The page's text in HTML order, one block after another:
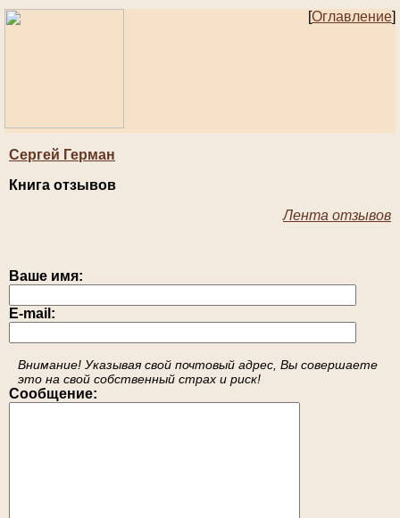
[Оглавление]
Сергей Герман
Книга отзывов
Лента отзывов
Ваше имя:
E-mail:
Внимание! Указывая свой почтовый адрес, Вы совершаете
это на свой собственный страх и риск!
Сообщение: